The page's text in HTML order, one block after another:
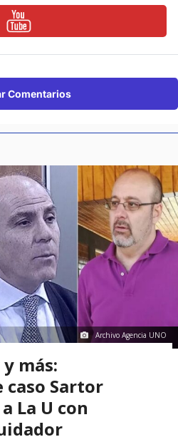
Comentarios
Archivo Agencia UNO
más:
caso Sartor
La U con